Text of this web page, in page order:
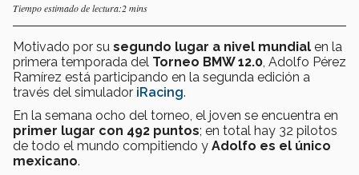
Tiempo estimado de lectura:2 mins
Motivado por su segundo lugar a nivel mundial en la
primera temporada del Torneo BMW 12.0 , Adolfo Pérez
Ramírez está participando en la segunda edición a
través del simulador iRacing.
En la semana ocho del torneo, el joven se encuentra en
primer lugar con 492 puntos; en total hay 32 pilotos
de todo el mundo compitiendo y Adolfo es el único
mexicano.